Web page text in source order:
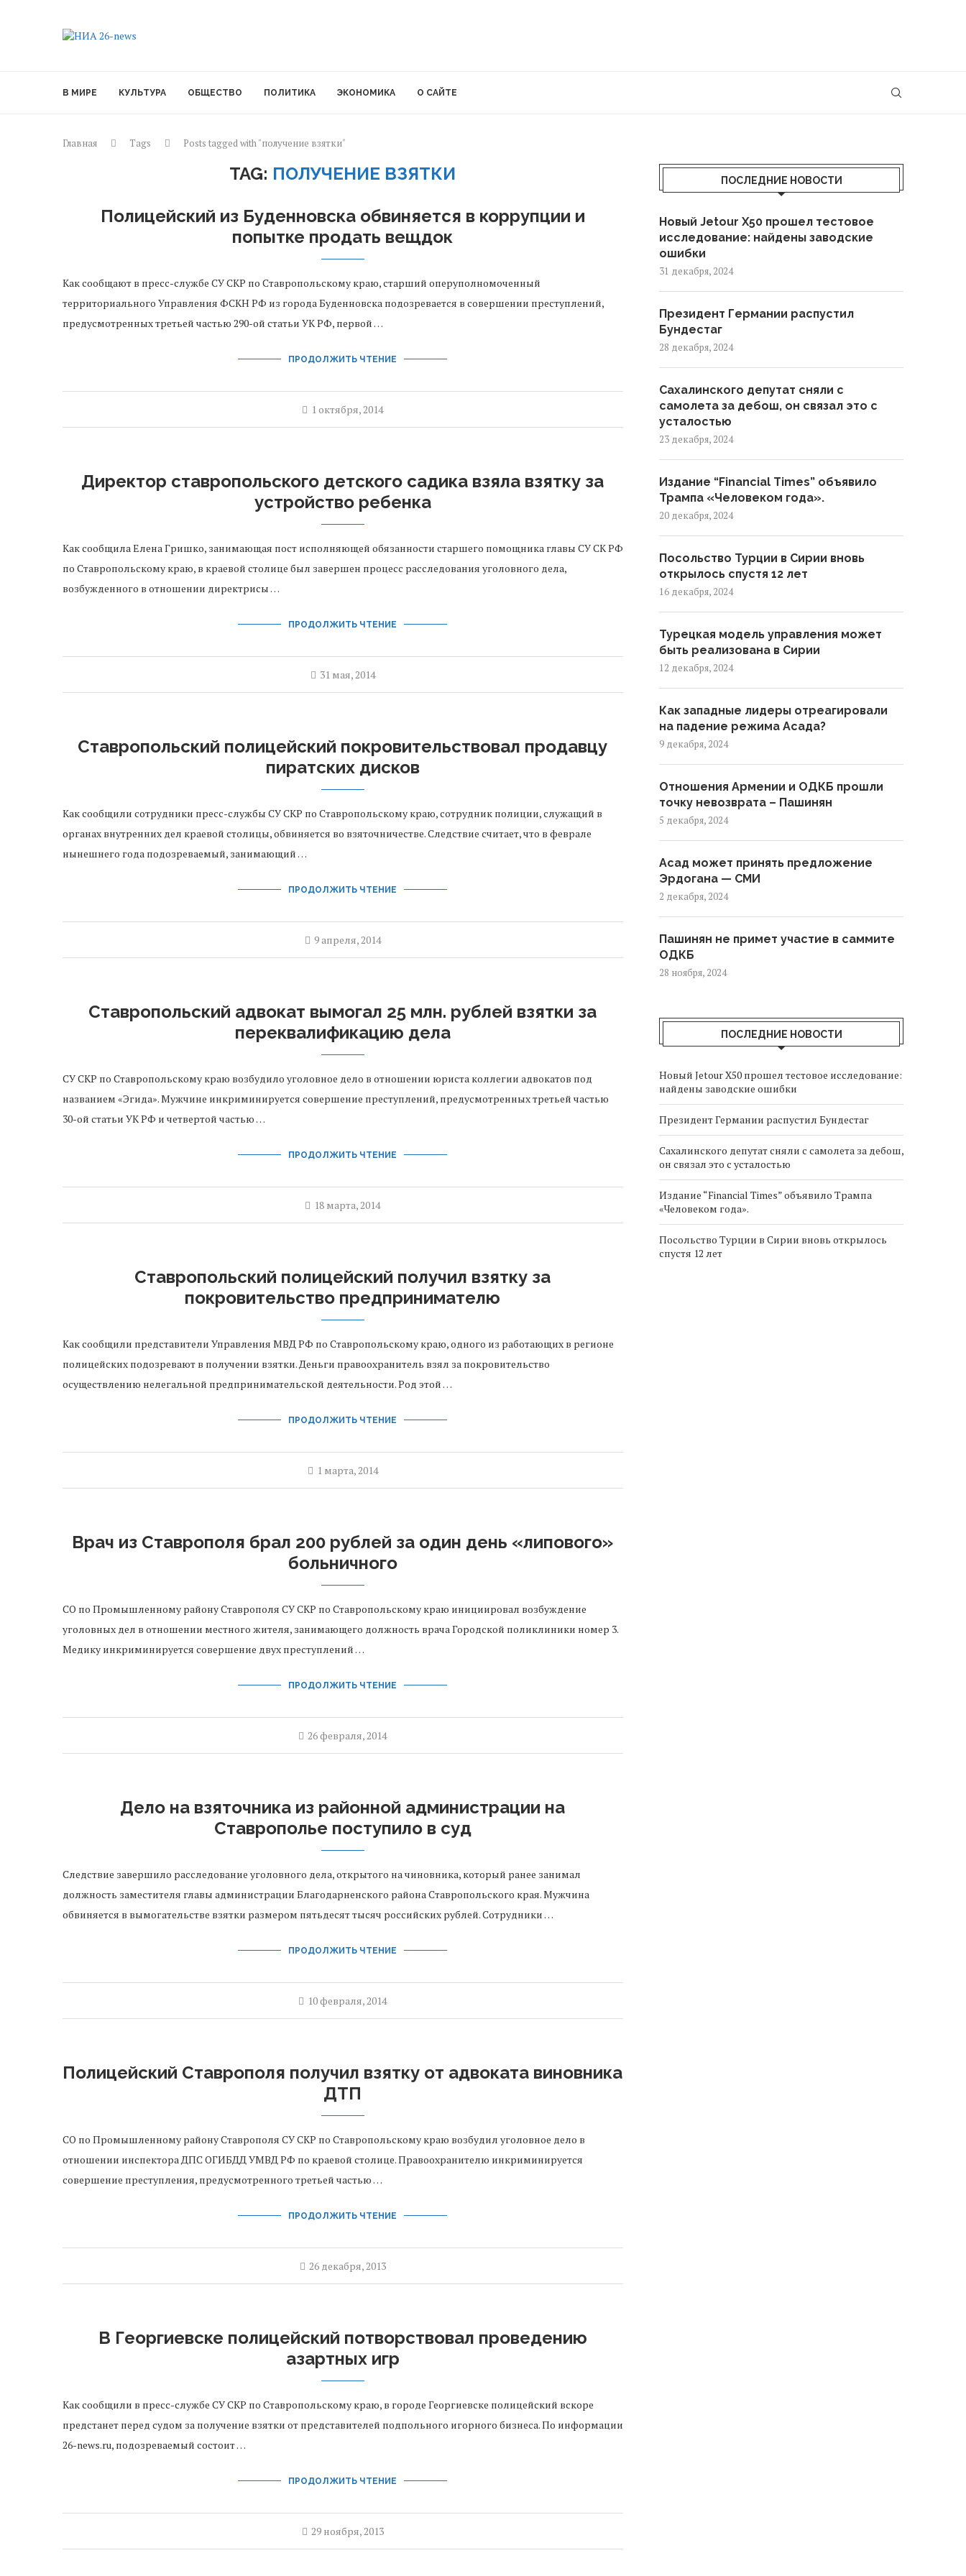
В МИРЕ КУЛЬТУРА ОБЩЕСТВО ПОЛИТИКА ЭКОНОМИКА О САЙТЕ
Главная Tags Posts tagged with "получение взятки"
TAG: ПОЛУЧЕНИЕ ВЗЯТКИ
Полицейский из Буденновска обвиняется в коррупции и
попытке продать вещдок
Как сообщают в пресс-службе СУ СКР по Ставропольскому краю, старший оперуполномоченный
территориального Управления ФСКН РФ из города Буденновска подозревается в совершении преступлений,
предусмотренных третьей частью 290-ой статьи УК РФ, первой …
ПРОДОЛЖИТЬ ЧТЕНИЕ
1 октября, 2014
Директор ставропольского детского садика взяла взятку за
устройство ребенка
Как сообщила Елена Гришко, занимающая пост исполняющей обязанности старшего помощника главы СУ СК РФ
по Ставропольскому краю, в краевой столице был завершен процесс расследования уголовного дела,
возбужденного в отношении директрисы …
ПРОДОЛЖИТЬ ЧТЕНИЕ
31 мая, 2014
Ставропольский полицейский покровительствовал продавцу
пиратских дисков
Как сообщили сотрудники пресс-службы СУ СКР по Ставропольскому краю, сотрудник полиции, служащий в
органах внутренних дел краевой столицы, обвиняется во взяточничестве. Следствие считает, что в феврале
нынешнего года подозреваемый, занимающий …
ПРОДОЛЖИТЬ ЧТЕНИЕ
9 апреля, 2014
Ставропольский адвокат вымогал 25 млн. рублей взятки за
переквалификацию дела
СУ СКР по Ставропольскому краю возбудило уголовное дело в отношении юриста коллегии адвокатов под
названием «Эгида». Мужчине инкриминируется совершение преступлений, предусмотренных третьей частью
30-ой статьи УК РФ и четвертой частью …
ПРОДОЛЖИТЬ ЧТЕНИЕ
18 марта, 2014
Ставропольский полицейский получил взятку за
покровительство предпринимателю
Как сообщили представители Управления МВД РФ по Ставропольскому краю, одного из работающих в регионе
полицейских подозревают в получении взятки. Деньги правоохранитель взял за покровительство
осуществлению нелегальной предпринимательской деятельности. Род этой …
ПРОДОЛЖИТЬ ЧТЕНИЕ
1 марта, 2014
Врач из Ставрополя брал 200 рублей за один день «липового»
больничного
СО по Промышленному району Ставрополя СУ СКР по Ставропольскому краю инициировал возбуждение
уголовных дел в отношении местного жителя, занимающего должность врача Городской поликлиники номер 3.
Медику инкриминируется совершение двух преступлений …
ПРОДОЛЖИТЬ ЧТЕНИЕ
26 февраля, 2014
Дело на взяточника из районной администрации на
Ставрополье поступило в суд
Следствие завершило расследование уголовного дела, открытого на чиновника, который ранее занимал
должность заместителя главы администрации Благодарненского района Ставропольского края. Мужчина
обвиняется в вымогательстве взятки размером пятьдесят тысяч российских рублей. Сотрудники …
ПРОДОЛЖИТЬ ЧТЕНИЕ
10 февраля, 2014
Полицейский Ставрополя получил взятку от адвоката виновника
ДТП
СО по Промышленному району Ставрополя СУ СКР по Ставропольскому краю возбудил уголовное дело в
отношении инспектора ДПС ОГИБДД УМВД РФ по краевой столице. Правоохранителю инкриминируется
совершение преступления, предусмотренного третьей частью …
ПРОДОЛЖИТЬ ЧТЕНИЕ
26 декабря, 2013
В Георгиевске полицейский потворствовал проведению
азартных игр
Как сообщили в пресс-службе СУ СКР по Ставропольскому краю, в городе Георгиевске полицейский вскоре
предстанет перед судом за получение взятки от представителей подпольного игорного бизнеса. По информации
26-news.ru, подозреваемый состоит …
ПРОДОЛЖИТЬ ЧТЕНИЕ
29 ноября, 2013
ПОСЛЕДНИЕ НОВОСТИ
Новый Jetour X50 прошел тестовое
исследование: найдены заводские
ошибки
31 декабря, 2024
Президент Германии распустил
Бундестаг
28 декабря, 2024
Сахалинского депутат сняли с
самолета за дебош, он связал это с
усталостью
23 декабря, 2024
Издание “Financial Times” объявило
Трампа «Человеком года».
20 декабря, 2024
Посольство Турции в Сирии вновь
открылось спустя 12 лет
16 декабря, 2024
Турецкая модель управления может
быть реализована в Сирии
12 декабря, 2024
Как западные лидеры отреагировали
на падение режима Асада?
9 декабря, 2024
Отношения Армении и ОДКБ прошли
точку невозврата – Пашинян
5 декабря, 2024
Асад может принять предложение
Эрдогана — СМИ
2 декабря, 2024
Пашинян не примет участие в саммите
ОДКБ
28 ноября, 2024
ПОСЛЕДНИЕ НОВОСТИ
Новый Jetour X50 прошел тестовое исследование:
найдены заводские ошибки
Президент Германии распустил Бундестаг
Сахалинского депутат сняли с самолета за дебош,
он связал это с усталостью
Издание “Financial Times” объявило Трампа
«Человеком года».
Посольство Турции в Сирии вновь открылось
спустя 12 лет